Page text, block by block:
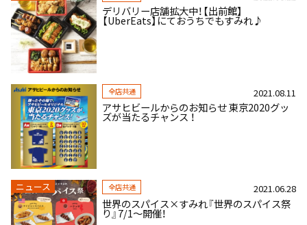
デリバリー店舗拡大中！【出前館】
【UberEats】にておうちでもすみれ♪
全店共通 2021.08.11
アサヒビールからのお知らせ 東京2020グッ
ズが当たるチャンス ！
ニュース 全店共通 2021.06.28
世界のスパイス×すみれ『世界のスパイス祭
り』7/1～開催！